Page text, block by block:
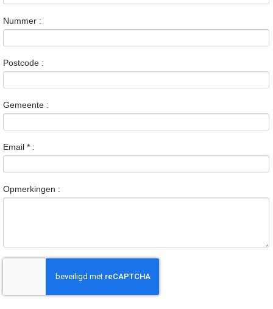
Nummer :
Postcode :
Gemeente :
Email * :
Opmerkingen :